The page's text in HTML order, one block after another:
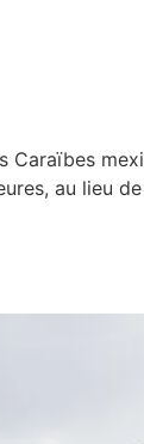
Caraïbes
au lieu